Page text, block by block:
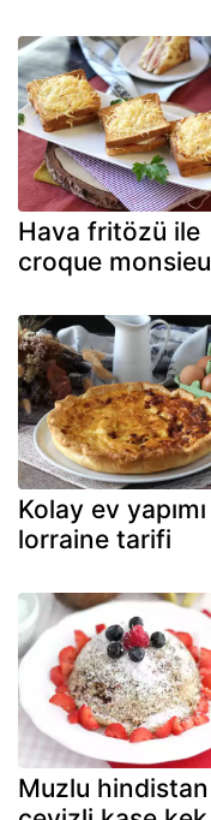
Hava fritözü ile
croque
Kolay ev
lorraine tarifi
Muzlu hindistan